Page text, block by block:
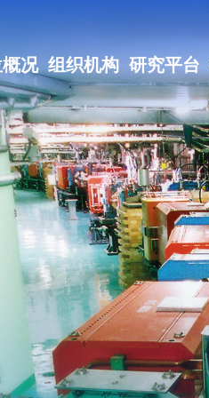
况 组织机构 研究平台